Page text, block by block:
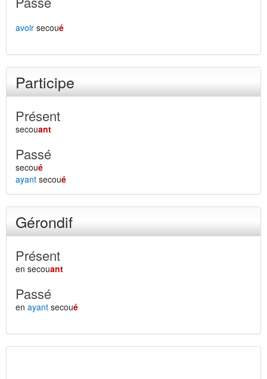
avoir secoué
Participe
Présent
secouant
Passé
secoué
ayant secoué
Gérondif
Présent
en secouant
Passé
en ayant secoué